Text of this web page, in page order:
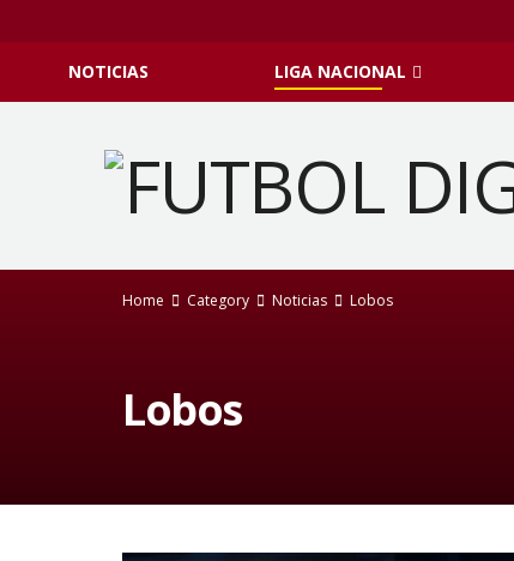
NOTICIAS LIGA NACIONAL
Home Category Noticias Lobos
Lobos